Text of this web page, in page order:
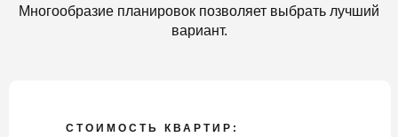
Многообразие планировок позволяет выбрать лучший
вариант.
СТОИМОСТЬ КВАРТИР: